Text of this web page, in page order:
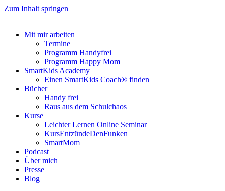
Zum Inhalt springen
Mit mir arbeiten
Termine
Programm Handyfrei
Programm Happy Mom
SmartKids Academy
Einen SmartKids Coach® finden
Bücher
Handy frei
Raus aus dem Schulchaos
Kurse
Leichter Lernen Online Seminar
KursEntzündeDenFunken
SmartMom
Podcast
Über mich
Presse
Blog